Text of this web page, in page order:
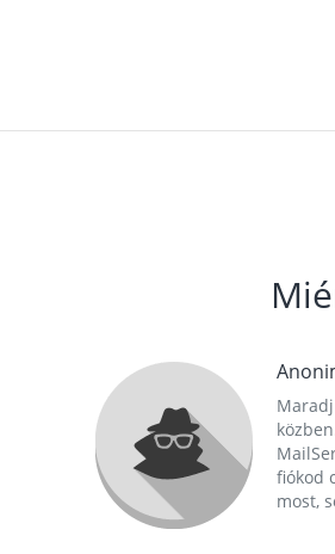
fiókod
most,